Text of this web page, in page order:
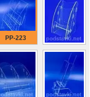
PP-223